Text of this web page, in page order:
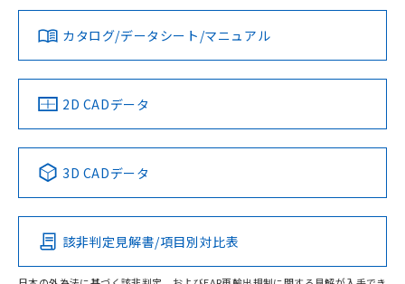
ダウンロードデータをご利用いただく前に、以下を必ずお読
みください。
ソフトウェアの使用条件
対応済み
中国 RoHS 注意事項・凡例
Pb Hg Cd Cr(VI)
O
カタログ/データシート/マニュアル
2D CADデータ
3D CADデータ
該非判定見解書/項目別対比表